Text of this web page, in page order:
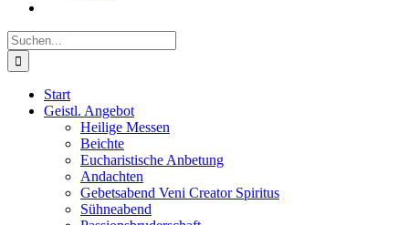
Suche
nach:
Start
Geistl. Angebot
Heilige Messen
Beichte
Eucharistische Anbetung
Andachten
Gebetsabend Veni Creator Spiritus
Sühneabend